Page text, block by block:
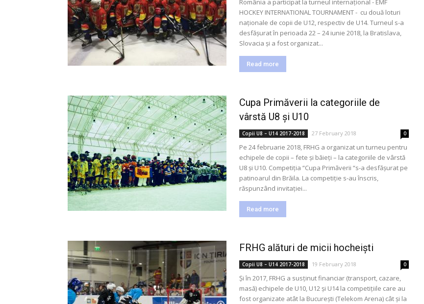
România a participat la turneul internațional - EMF
HOCKEY INTERNATIONAL TOURNAMENT - cu două loturi
naționale de copii de U12, respectiv de U14. Turneul s-a
desfășurat în perioada 22 – 24 iunie 2018, la Bratislava,
Slovacia și a fost organizat...
Read more
Cupa Primăverii la categoriile de
vârstă U8 și U10
Copii U8 – U14 2017-2018 27 February 2018 0
Pe 24 februarie 2018, FRHG a organizat un turneu pentru
echipele de copii – fete și băieți – la categoriile de vârstă
U8 și U10. Competiția “Cupa Primăverii “s-a desfășurat pe
patinoarul din Brăila. La competiție s-au înscris,
răspunzând invitației...
Read more
FRHG alături de micii hocheiști
Copii U8 – U14 2017-2018 19 February 2018 0
Și în 2017, FRHG a susținut financiar (transport, cazare,
masă) echipele de U10, U12 și U14 la competițiile care au
fost organizate atât la București (Telekom Arena) cât și la